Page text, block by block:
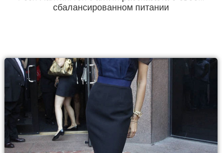
сбалансированном питании